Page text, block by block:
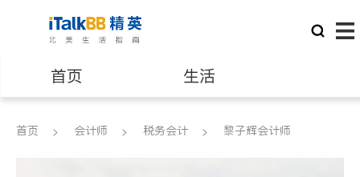
首页 生活
医生 律师
首页 会计师 税务会计 黎子辉会计师